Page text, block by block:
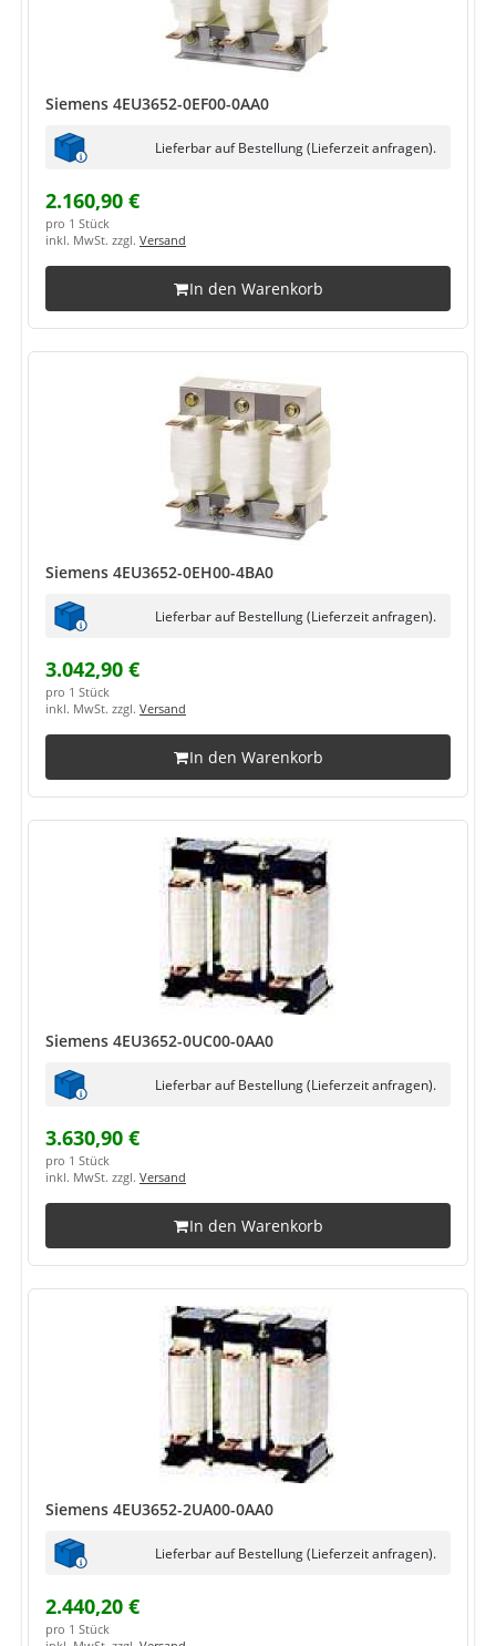
Siemens 4EU3652-0EF00-0AA0
Lieferbar auf Bestellung (Lieferzeit anfragen).
2.160,90 €
pro 1 Stück
inkl. MwSt. zzgl. Versand
In den Warenkorb
Siemens 4EU3652-0EH00-4BA0
Lieferbar auf Bestellung (Lieferzeit anfragen).
3.042,90 €
pro 1 Stück
inkl. MwSt. zzgl. Versand
In den Warenkorb
Siemens 4EU3652-0UC00-0AA0
Lieferbar auf Bestellung (Lieferzeit anfragen).
3.630,90 €
pro 1 Stück
inkl. MwSt. zzgl. Versand
In den Warenkorb
Siemens 4EU3652-2UA00-0AA0
Lieferbar auf Bestellung (Lieferzeit anfragen).
2.440,20 €
pro 1 Stück